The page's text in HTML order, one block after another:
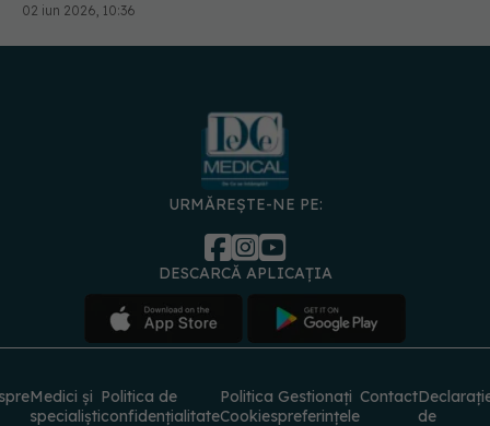
02 iun 2026, 10:36
URMĂREȘTE-NE PE:
DESCARCĂ APLICAȚIA
Medici și
specialiști
Politica de
confidențialitate
Politica
Cookies
Gestionați
preferințele
Contact
de